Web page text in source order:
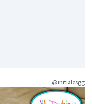
@initialesgg